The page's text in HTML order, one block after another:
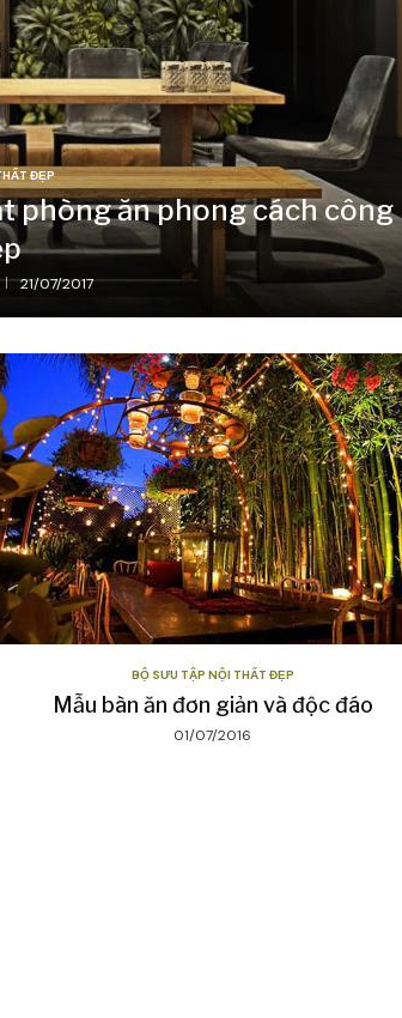
ĐẸP
phòng ăn phong cách công
21/07/2017
BỘ SƯU TẬP NỘI THẤT ĐẸP
Mẫu bàn ăn đơn giản và độc đáo
01/07/2016